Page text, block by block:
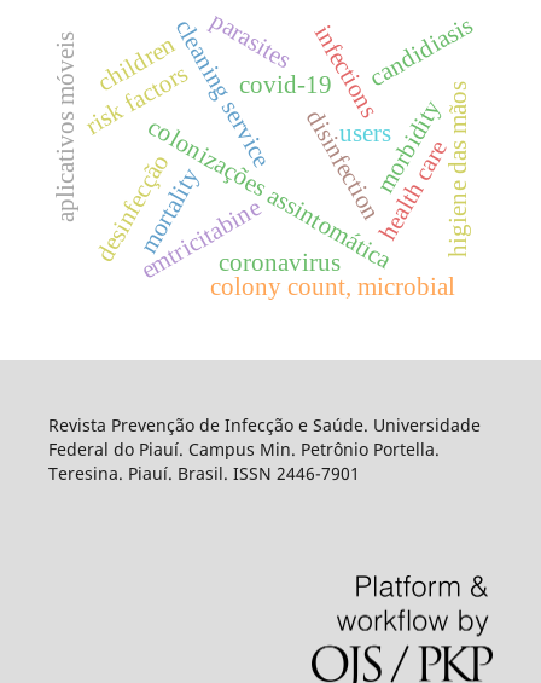
covid-19
colonizações assintomática
infections
health care
cleaning service
colony count, microbial
disinfection
emtricitabine
usersmorbidity
mortality higiene das mãos
desinfecção
risk factors
aplicativos móveis
coronavirus
candidiasis
children parasites
Revista Prevenção de Infecção e Saúde. Universidade
Federal do Piauí. Campus Min. Petrônio Portella.
Teresina. Piauí. Brasil. ISSN 2446-7901